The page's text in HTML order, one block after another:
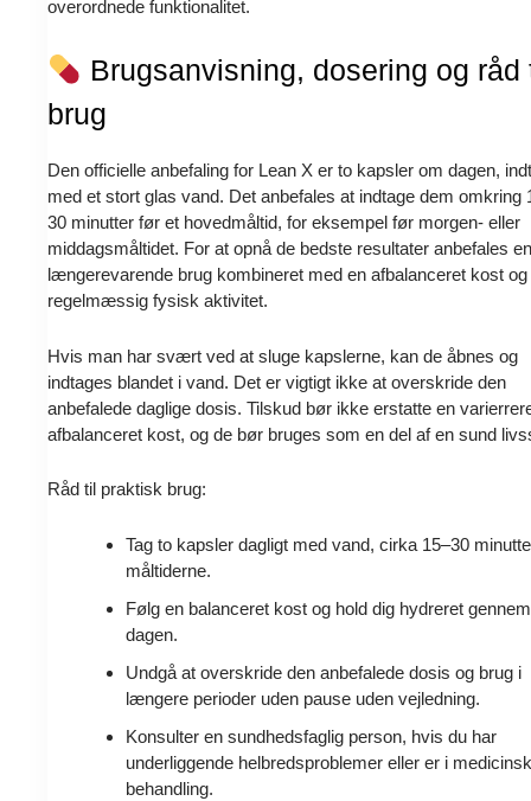
overordnede funktionalitet.
Brugsanvisning, dosering og råd
brug
Den officielle anbefaling for Lean X er to kapsler om dagen,
med et stort glas vand. Det anbefales at indtage dem omkring
30 minutter før et hovedmåltid, for eksempel før morgen- eller
middagsmåltidet. For at opnå de bedste resultater anbefales en
længerevarende brug kombineret med en afbalanceret kost og
regelmæssig fysisk aktivitet.
Hvis man har svært ved at sluge kapslerne, kan de åbnes og
indtages blandet i vand. Det er vigtigt ikke at overskride den
anbefalede daglige dosis. Tilskud bør ikke erstatte en
afbalanceret kost, og de bør bruges som en del af en sund
Råd til praktisk brug:
Tag to kapsler dagligt med vand, cirka 15–30
måltiderne.
Følg en balanceret kost og hold dig hydreret gennem
dagen.
Undgå at overskride den anbefalede dosis og brug i
længere perioder uden pause uden vejledning.
Konsulter en sundhedsfaglig person, hvis du har
underliggende helbredsproblemer eller er i
behandling.